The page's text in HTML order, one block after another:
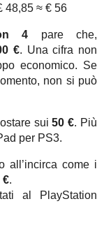
48,85 ≈ € 56
4 pare che,
€. Una cifra non
economico. Se
non si può
sui50 €. Più
per PS3.
all’incirca come i
€.
al PlayStation